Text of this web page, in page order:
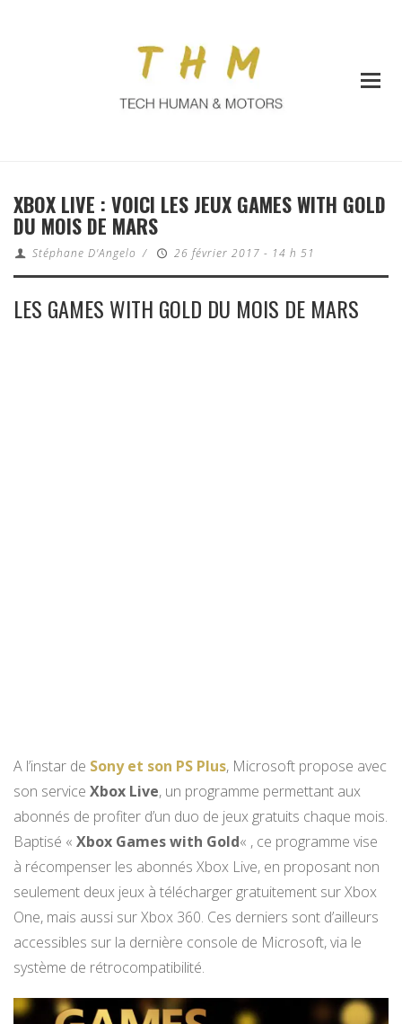
XBOX LIVE : VOICI LES JEUX GAMES WITH GOLD
DU MOIS DE MARS
Stéphane D'Angelo / 26 février 2017 - 14 h 51
LES GAMES WITH GOLD DU MOIS DE MARS
A l’instar de Sony et son PS Plus, Microsoft propose avec
son service Xbox Live, un programme permettant aux
abonnés de profiter d’un duo de jeux gratuits chaque mois.
Baptisé « Xbox Games with Gold« , ce programme vise
à récompenser les abonnés Xbox Live, en proposant non
seulement deux jeux à télécharger gratuitement sur Xbox
One, mais aussi sur Xbox 360. Ces derniers sont d’ailleurs
accessibles sur la dernière console de Microsoft, via le
système de rétrocompatibilité.